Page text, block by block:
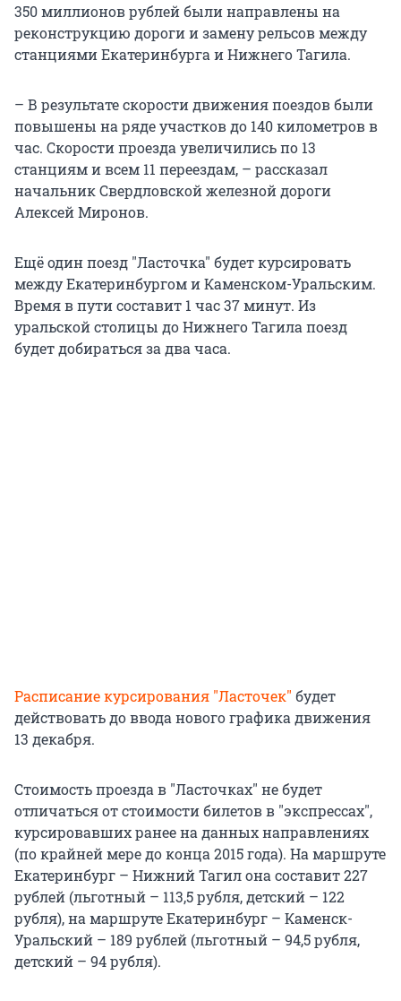
350 миллионов рублей были направлены на
реконструкцию дороги и замену рельсов между
станциями Екатеринбурга и Нижнего Тагила.
– В результате скорости движения поездов были
повышены на ряде участков до 140 километров в
час. Скорости проезда увеличились по 13
станциям и всем 11 переездам, – рассказал
начальник Свердловской железной дороги
Алексей Миронов.
Ещё один поезд "Ласточка" будет курсировать
между Екатеринбургом и Каменском-Уральским.
Время в пути составит 1 час 37 минут. Из
уральской столицы до Нижнего Тагила поезд
будет добираться за два часа.
Расписание курсирования "Ласточек" будет
действовать до ввода нового графика движения
13 декабря.
Стоимость проезда в "Ласточках" не будет
отличаться от стоимости билетов в "экспрессах",
курсировавших ранее на данных направлениях
(по крайней мере до конца 2015 года). На маршруте
Екатеринбург – Нижний Тагил она составит 227
рублей (льготный – 113,5 рубля, детский – 122
рубля), на маршруте Екатеринбург – Каменск-
Уральский – 189 рублей (льготный – 94,5 рубля,
детский – 94 рубля).